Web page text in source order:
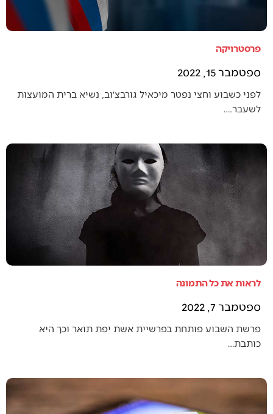
פרסטרויקה
ספטמבר 15, 2022
לפני כשבוע וחצי נפטר מיכאיל גורבצ׳וב, נשיא ברית המועצות
לשעבר.…
לראות את כל התמונה
ספטמבר 7, 2022
פרשת השבוע פותחת בפרשיית אשת יפת תואר וכך היא
כותבת…